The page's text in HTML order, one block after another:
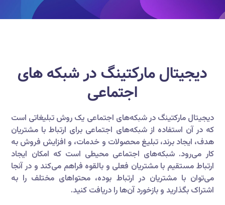
دیجیتال مارکتینگ در شبکه های
اجتماعی
دیجیتال مارکتینگ در شبکه‌های اجتماعی یک روش تبلیغاتی است
که در آن استفاده از شبکه‌های اجتماعی برای ارتباط با مشتریان
هدف، ایجاد برند، تبلیغ محصولات و خدمات، و افزایش فروش به
کار می‌رود. شبکه‌های اجتماعی محیطی است که امکان ایجاد
ارتباط مستقیم با مشتریان فعلی و بالقوه فراهم می‌کند و در آنجا
می‌توان با مشتریان در ارتباط بوده، محتواهای مختلف را به
اشتراک بگذارید و بازخورد آن‌ها را دریافت کنید.